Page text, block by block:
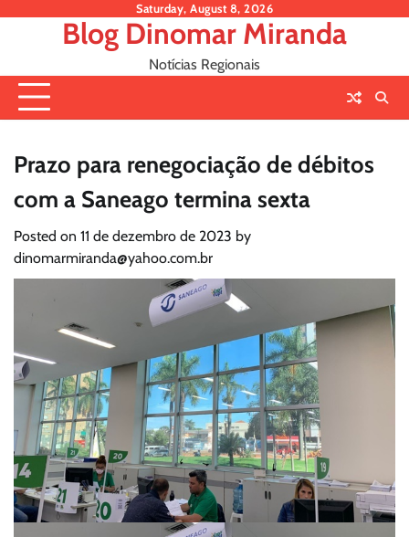
Saturday, August 8, 2026
Blog Dinomar Miranda
Notícias Regionais
Prazo para renegociação de débitos
com a Saneago termina sexta
Posted on 11 de dezembro de 2023 by
dinomarmiranda@yahoo.com.br